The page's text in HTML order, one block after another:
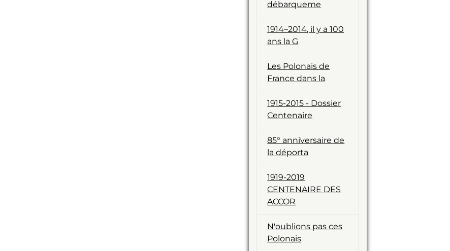
débarqueme
1914–2014, il y a 100
ans la G
Les Polonais de
France dans la
1915-2015 - Dossier
Centenaire
85° anniversaire de
la déporta
1919-2019
CENTENAIRE DES
ACCOR
N'oublions pas ces
Polonais